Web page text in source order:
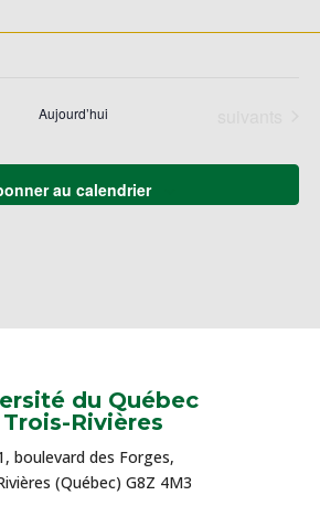
Aujourd’hui
au calendrier
du Québec
Trois-Rivières
boulevard des Forges,
(Québec) G8Z 4M3